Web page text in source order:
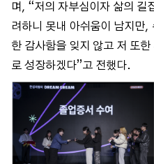
며, “저의 자부심이자 삶의 길
려하니 못내 아쉬움이 남지만,
한 감사함을 잊지 않고 저 또한
로 성장하겠다”고 전했다.